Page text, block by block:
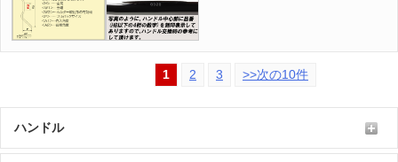
1 2 3 >>次の10件
ハンドル